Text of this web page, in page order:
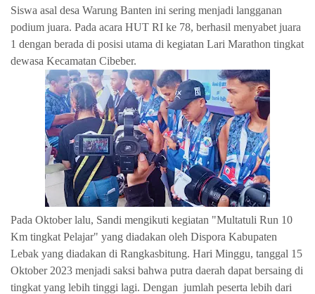
Siswa asal desa Warung Banten ini sering menjadi langganan
podium juara. Pada acara HUT RI ke 78, berhasil menyabet juara
1 dengan berada di posisi utama di kegiatan Lari Marathon tingkat
dewasa Kecamatan Cibeber.
Pada Oktober lalu, Sandi mengikuti kegiatan "Multatuli Run 10
Km tingkat Pelajar" yang diadakan oleh Dispora Kabupaten
Lebak yang diadakan di Rangkasbitung. Hari Minggu, tanggal 15
Oktober 2023 menjadi saksi bahwa putra daerah dapat bersaing di
tingkat yang lebih tinggi lagi. Dengan jumlah peserta lebih dari